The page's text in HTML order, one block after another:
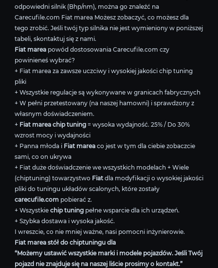
odpowiedni silnik (Bhp/nm), można go znaleźć na
Carecufile.com Fiat marea Możesz zobaczyć, co możesz dla
tego zrobić. Jeśli twój typ silnika nie jest wymieniony w poniższej
tabeli, skontaktuj się z nami.
Fiat marea powód dostosowania Carecufile.com czy
powinieneś wybrać?
+ Fiat marea za zawsze uczciwy i wysokiej jakości chip tuning
pliki
+ Wszystkie regulacje są wykonywane w granicach fabrycznych
+ W pełni przetestowany (na naszej hamowni) i sprawdzony z
własnym doświadczeniem.
+ Fiat marea chip tuning = wysoka wydajność. 25% / Do 30%
wzrost mocy i wydajności
+ Panna młoda i Fiat marea co jest w tym dla ciebie zobaczcie
sami, co on ukrywa
+ Fiat duże doświadczenie we wszystkich modelach + Wiele
(chiptuning) towarzystwo Fiat dla modyfikacji o wysokiej jakości
pliki do tuningu układów scalonych, które zostały
carecufile.com pobierać z.
+ Wszystkie chip tuning pełne wsparcie dla ich urządzeń.
+ Szybka dostawa i wysoka jakość.
I wreszcie, co nie mniej ważne, nasi pomocni inżynierowie.
Fiat marea stół do chiptuningu dla
“Możemy ustawić wszystkie marki i modele pojazdów. Jeśli Twój
pojazd nie znajduje się na naszej liście prosimy o kontakt.”